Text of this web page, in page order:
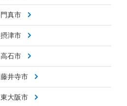
門真市
摂津市
高石市
藤井寺市
東大阪市